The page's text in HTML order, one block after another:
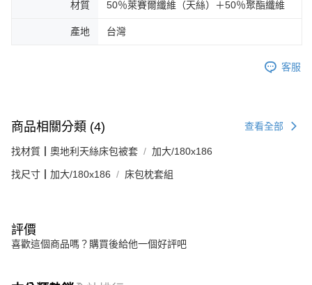
材質 50％萊賽爾纖維（天絲）＋50％聚酯纖維
產地 台灣
客服
商品相關分類 (4) 查看全部
找材質┃奧地利天絲床包被套 加大/180x186
找尺寸┃加大/180x186 床包枕套組
評價
喜歡這個商品嗎？購買後給他一個好評吧